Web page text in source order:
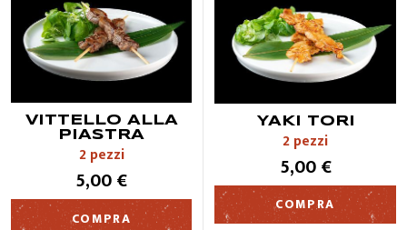
RISTORANTE
QUALITÀ
CONTATTI
VITTELLO ALLA
PIASTRA
2 pezzi
5,00 €
COMPRA
YAKI TORI
2 pezzi
5,00 €
COMPRA